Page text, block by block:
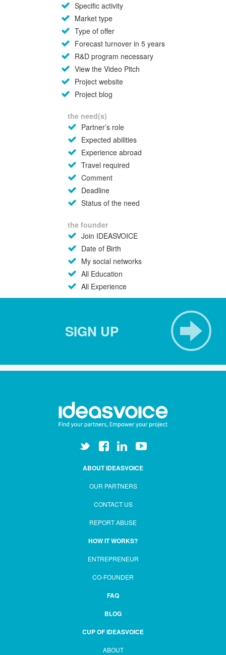
Specific activity
Market type
Type of offer
Forecast turnover in 5 years
R&D program necessary
View the Video Pitch
Project website
Project blog
the need(s)
Partner’s role
Expected abilities
Experience abroad
Travel required
Comment
Deadline
Status of the need
the founder
Join IDEASVOICE
Date of Birth
My social networks
All Education
All Experience
SIGN UP
ABOUT IDEASVOICE
OUR PARTNERS
CONTACT US
REPORT ABUSE
HOW IT WORKS?
ENTREPRENEUR
CO-FOUNDER
FAQ
BLOG
CUP OF IDEASVOICE
ABOUT